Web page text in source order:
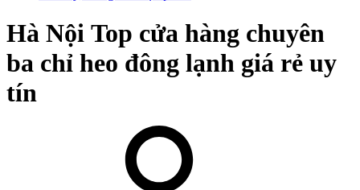
Hà Nội Top cửa hàng chuyên
ba chỉ heo đông lạnh giá rẻ uy
tín